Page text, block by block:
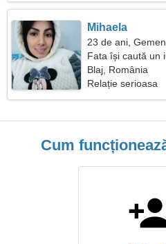
Mihaela
23 de ani,
Fata își caută un
Blaj, România
Relație serioasa
Cum